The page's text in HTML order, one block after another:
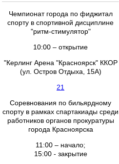
Чемпионат города по фиджитал
спорту в спортивной дисциплине
"ритм-стимулятор"
10:00 – открытие
"Керлинг Арена "Красноярск" ККОР
(ул. Остров Отдыха, 15А)
21
Соревнования по бильярдному
спорту в рамках спартакиады среди
работников органов прокуратуры
города Красноярска
11:00 – начало;
15:00 - закрытие